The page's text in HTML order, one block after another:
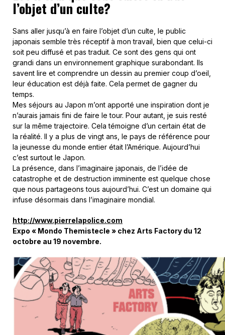
l’objet d’un culte?
Sans aller jusqu’à en faire l’objet d’un culte, le public
japonais semble très réceptif à mon travail, bien que celui-ci
soit peu diffusé et pas traduit. Ce sont des gens qui ont
grandi dans un environnement graphique surabondant. Ils
savent lire et comprendre un dessin au premier coup d’oeil,
leur éducation est déjà faite. Cela permet de gagner du
temps.
Mes séjours au Japon m’ont apporté une inspiration dont je
n’aurais jamais fini de faire le tour. Pour autant, je suis resté
sur la même trajectoire. Cela témoigne d’un certain état de
la réalité. Il y a plus de vingt ans, le pays de référence pour
la jeunesse du monde entier était l’Amérique. Aujourd’hui
c’est surtout le Japon.
La présence, dans l’imaginaire japonais, de l’idée de
catastrophe et de destruction imminente est quelque chose
que nous partageons tous aujourd’hui. C’est un domaine qui
infuse désormais dans l’imaginaire mondial.
http://www.pierrelapolice.com
Expo « Mondo Themistecle » chez Arts Factory du 12
octobre au 19 novembre.